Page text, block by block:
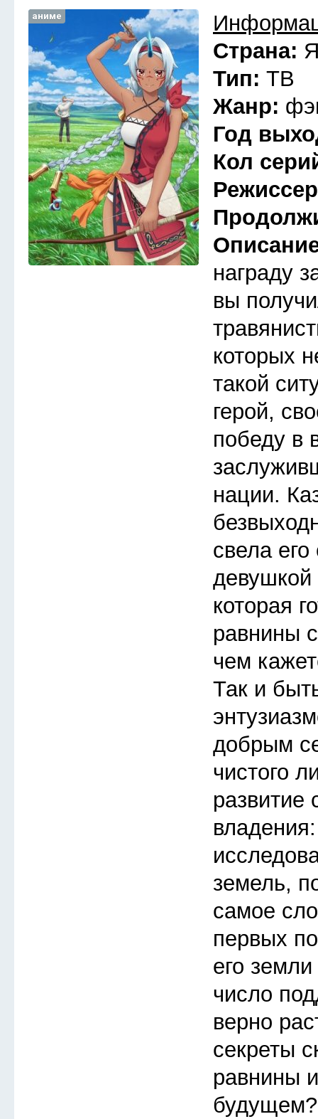
аниме
Страна:
Тип: ТВ
Жанр:
Год
Кол
награду
вы
которых
такой
герой,
победу в
нации.
свела его
которая
равнины
чем
Так и
добрым
чистого
развитие
земель,
самое
первых
его
число
верно
секреты
равнины
будущем?